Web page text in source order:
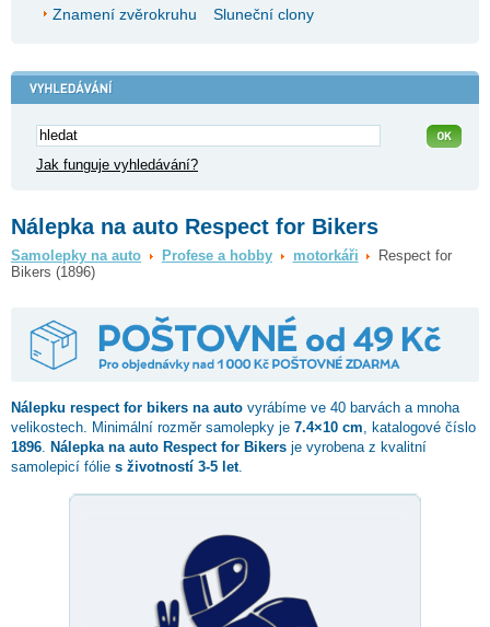
Znamení zvěrokruhu
Sluneční clony
Jak funguje vyhledávání?
Nálepka na auto Respect for Bikers
Samolepky na auto Profese a hobby motorkáři
Respect for
Bikers (1896)
Nálepku respect for bikers na auto vyrábíme ve 40 barvách a mnoha
velikostech. Minimální rozměr samolepky je 7.4×10 cm , katalogové číslo
1896
Nálepka na auto Respect for Bikers je vyrobena z kvalitní
samolepicí fólie s životností 3-5 let.